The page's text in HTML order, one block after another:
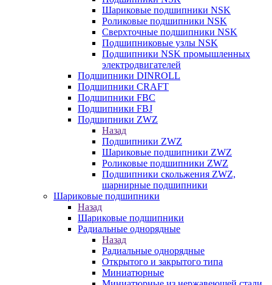
Шариковые подшипники NSK
Роликовые подшипники NSK
Сверхточные подшипники NSK
Подшипниковые узлы NSK
Подшипники NSK промышленных
электродвигателей
Подшипники DINROLL
Подшипники CRAFT
Подшипники FBC
Подшипники FBJ
Подшипники ZWZ
Назад
Подшипники ZWZ
Шариковые подшипники ZWZ
Роликовые подшипники ZWZ
Подшипники скольжения ZWZ,
шарнирные подшипники
Шариковые подшипники
Назад
Шариковые подшипники
Радиальные однорядные
Назад
Радиальные однорядные
Открытого и закрытого типа
Миниатюрные